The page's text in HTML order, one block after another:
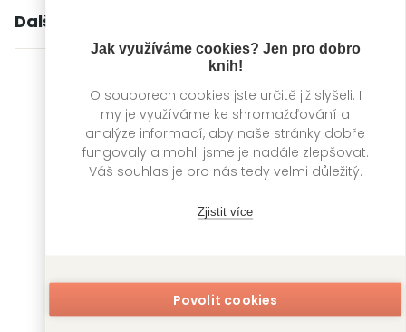
Jak využíváme cookies? Jen pro dobro
knih!
O souborech cookies jste určitě již slyšeli. I
my je využíváme ke shromažďování a
analýze informací, aby naše stránky dobře
fungovaly a mohli jsme je nadále zlepšovat.
Váš souhlas je pro nás tedy velmi důležitý.
Zjistit více
Povolit cookies
Další knihy autora
Vražda v kryptě
Vražda v opatství